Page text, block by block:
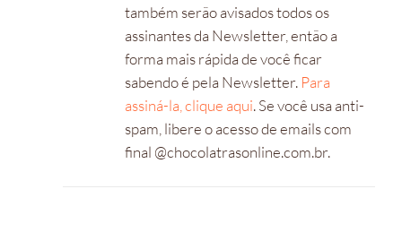
também serão avisados todos os
assinantes da Newsletter, então a
forma mais rápida de você ficar
sabendo é pela Newsletter. Para
assiná-la, clique aqui. Se você usa anti-
spam, libere o acesso de emails com
final @chocolatrasonline.com.br.